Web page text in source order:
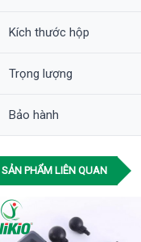
Kích thước hộp
Trọng lượng
Bảo hành
SẢN PHẨM LIÊN QUAN